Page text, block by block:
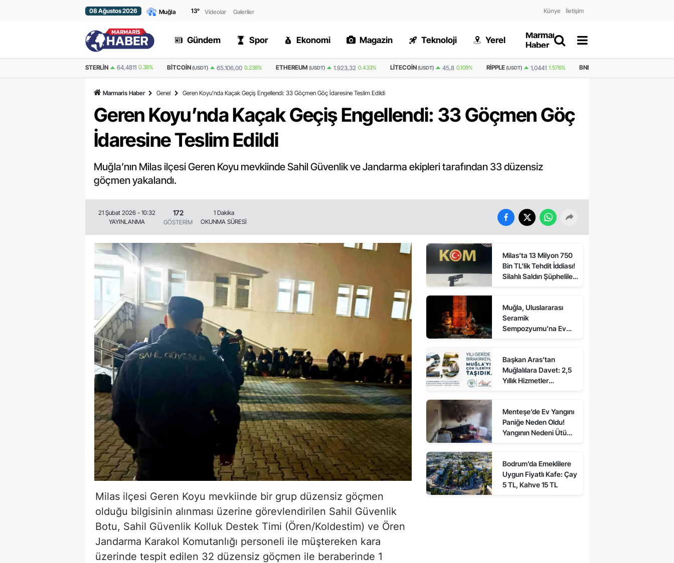
08 Ağustos 2026 13° Videolar Galeriler Künye İletişim
Gündem Spor Ekonomi Magazin Teknoloji Yerel
Marmaris
Haber
BITCOIN (USDT) 65.106,00 0.238% ETHEREUM(USDT) 1.923,32 0.433% LITECOIN (USDT) 45,8 0.109% RIPPLE(USDT) 1,0441 1.576% BNB(USDT) 605,0 2.261% GRAM ALTIN
Marmaris Haber Genel Geren Koyu’nda Kaçak Geçiş Engellendi: 33 Göçmen Göç İdaresine Teslim Edildi
Geren Koyu’nda Kaçak Geçiş Engellendi: 33 Göçmen Göç
İdaresine Teslim Edildi
Muğla’nın Milas ilçesi Geren Koyu mevkiinde Sahil Güvenlik ve Jandarma ekipleri tarafından 33 düzensiz
göçmen yakalandı.
21 Şubat 2026 - 10:32
YAYINLANMA
172
GÖSTERİM
1 Dakika
OKUNMA SÜRESİ
Milas ilçesi Geren Koyu mevkiinde bir grup düzensiz göçmen
olduğu bilgisinin alınması üzerine görevlendirilen Sahil Güvenlik
Botu, Sahil Güvenlik Kolluk Destek Timi (Ören/Koldestim) ve Ören
Jandarma Karakol Komutanlığı personeli ile müştereken kara
üzerinde tespit edilen 32 düzensiz göçmen ile beraberinde 1
Milas’ta 13 Milyon 750
Bin TL’lik Tehdit İddiası!
Silahlı Saldırı Şüphelileri
Muğla, Uluslararası
Seramik
Sempozyumu’na Ev
Başkan Aras’tan
Muğlalılara Davet: 2,5
Yıllık Hizmetler
Menteşe’de Ev Yangını
Paniğe Neden Oldu!
Yangının Nedeni Ütü
Bodrum’da Emeklilere
Uygun Fiyatlı Kafe: Çay
5 TL, Kahve 15 TL